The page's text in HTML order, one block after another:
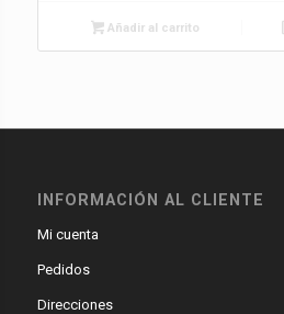
Añadir al carrito
INFORMACIÓN AL CLIENTE
Mi cuenta
Pedidos
Direcciones